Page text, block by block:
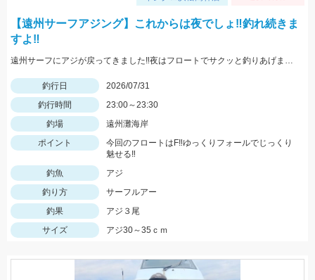
【遠州サーフアジング】これからは夜でしょ‼釣れ続きま
すよ‼
遠州サーフにアジが戻ってきました‼夜はフロートでサクッと釣りあげましょう‼
釣行日
2026/07/31
釣行時間
23:00～23:30
釣場
遠州灘海岸
ポイント
今回のフロートはF‼ゆっくりフォールでじっくり
魅せる‼
釣魚
アジ
釣り方
サーフルアー
釣果
アジ３尾
サイズ
アジ30～35ｃｍ